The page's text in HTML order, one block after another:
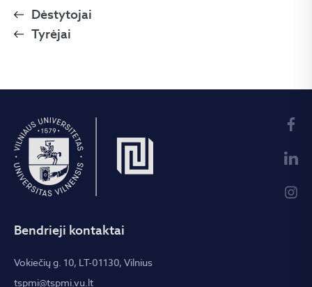
Dėstytojai
Tyrėjai
Bendrieji kontaktai
Vokiečių g. 10, LT-01130, Vilnius
tspmi@tspmi.vu.lt